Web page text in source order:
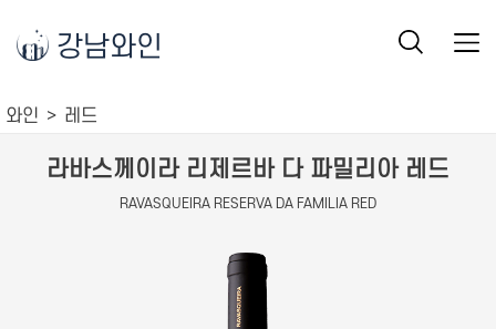
강남와인
와인 레드
라바스께이라 리제르바 다 파밀리아 레드
RAVASQUEIRA RESERVA DA FAMILIA RED